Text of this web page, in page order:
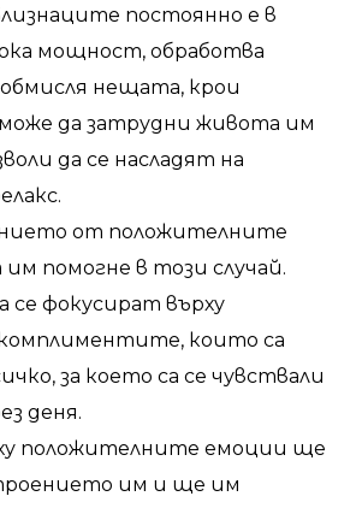
постоянно е в
мощност, обработва
нещата, крои
може да затрудни живота им
да се насладят на
от положителните
помогне в този случай.
се фокусират върху
които са
за което са се чувствали
деня.
положителните емоции ще
им и ще им